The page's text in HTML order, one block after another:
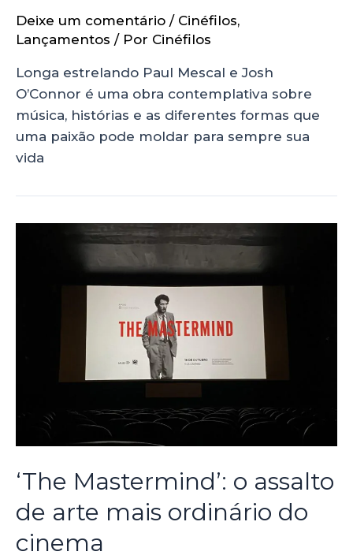
Deixe um comentário / Cinéfilos,
Lançamentos / Por Cinéfilos
Longa estrelando Paul Mescal e Josh
O’Connor é uma obra contemplativa sobre
música, histórias e as diferentes formas que
uma paixão pode moldar para sempre sua
vida
‘The Mastermind’: o assalto
de arte mais ordinário do
cinema